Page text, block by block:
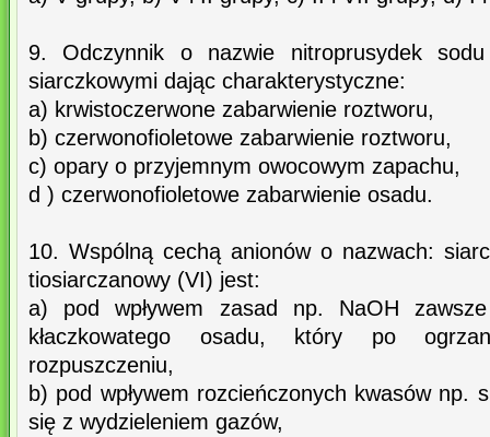
9. Odczynnik o nazwie nitroprusydek
siarczkowymi dając charakterystyczne:
a) krwistoczerwone zabarwienie roztworu,
b) czerwonofioletowe zabarwienie roztworu,
c) opary o przyjemnym owocowym zapachu,
d ) czerwonofioletowe zabarwienie osadu.
10. Wspólną cechą anionów o nazwach:
tiosiarczanowy (VI) jest:
a) pod wpływem zasad np. NaOH
kłaczkowatego osadu, który po
rozpuszczeniu,
b) pod wpływem rozcieńczonych kwasów np.
się z wydzieleniem gazów,